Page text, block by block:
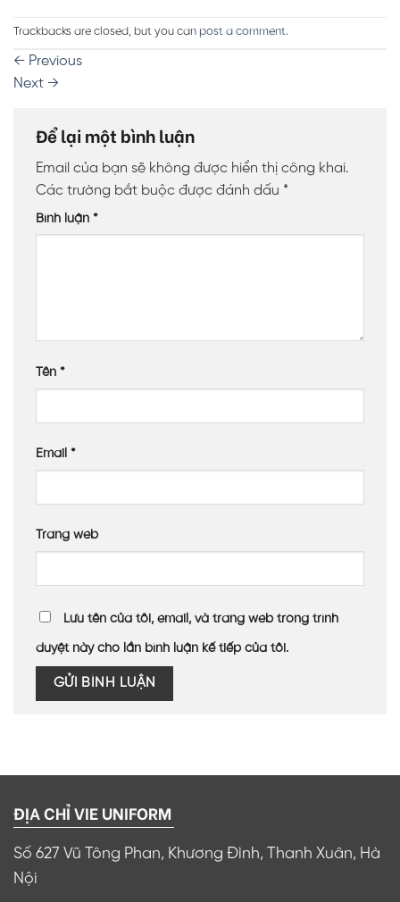
Trackbacks are closed, but you can post a comment.
← Previous
Next →
Để lại một bình luận
Email của bạn sẽ không được hiển thị công khai.
Các trường bắt buộc được đánh dấu *
Bình luận *
Tên *
Email *
Trang web
Lưu tên của tôi, email, và trang web trong trình
duyệt này cho lần bình luận kế tiếp của tôi.
ĐỊA CHỈ VIE UNIFORM
Số 627 Vũ Tông Phan, Khương Đình, Thanh Xuân, Hà
Nội